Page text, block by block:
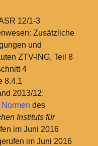
12/1-3
Zusätzliche
und
ZTV-ING, Teil 8
4
8.4.1
2013/12:
des
Instituts für
im Juni 2016
im Juni 2016